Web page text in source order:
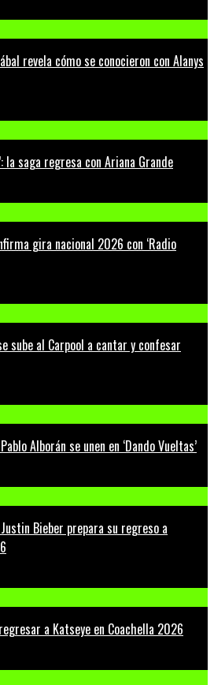
revela cómo se conocieron con Alanys
la saga regresa con Ariana Grande
gira nacional 2026 con ‘Radio
sube al Carpool a cantar y confesar
Alborán se unen en ‘Dando Vueltas’
Justin Bieber prepara su regreso a
a Katseye en Coachella 2026